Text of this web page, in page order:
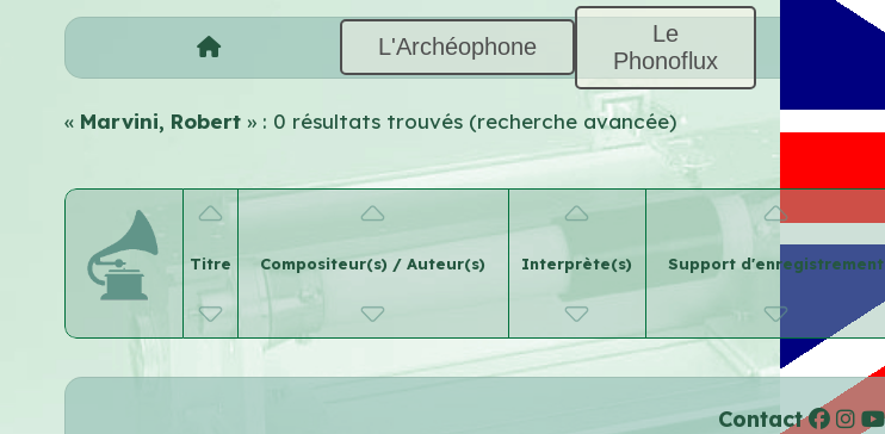
L'Archéophone
Le
Phonoflux
«Marvini, Robert » : 0 résultats trouvés (recherche avancée)
Titre Compositeur(s) / Auteur(s) Interprète(s) Support d'enregistrement
Contact